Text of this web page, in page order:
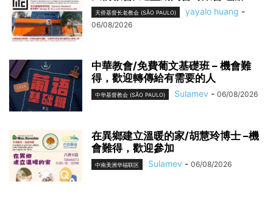
天侨基督长老教会 (SÃO PAULO) yayalo huang -
06/08/2026
中華教會/免費葡文基礎班 – 機會難
得，歡迎轉傳給有需要的人
中华基督教会 (SÃO PAULO) Sulamev - 06/08/2026
在異鄉建立溫暖的家/胡慧玲博士 –機
會難得，歡迎參加
中南美洲华福联区 Sulamev - 06/08/2026